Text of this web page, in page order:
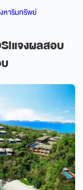
หาริมทรัพย์
แจงผลสอบ